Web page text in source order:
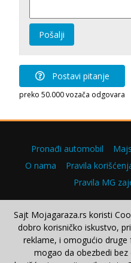
Pošalji
Postavi pitanje
preko 50.000 vozača odgovara
Pronađi automobil
O nama
Pravila
Pravila MG
Copyright
Sajt Mojagaraza.rs koristi
dobro korisničko iskustvo,
reklame, i omogućio
mogao da obezbedi